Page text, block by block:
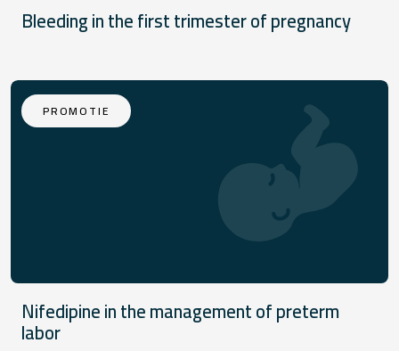
Bleeding in the first trimester of pregnancy
PROMOTIE
Nifedipine in the management of preterm
labor